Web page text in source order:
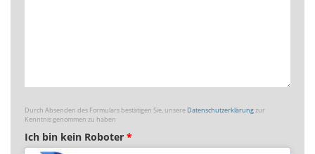
Durch Absenden des Formulars bestätigen Sie, unsereDatenschutzerklärungzur
Kenntnis genommen zu haben
Ich bin kein Roboter *